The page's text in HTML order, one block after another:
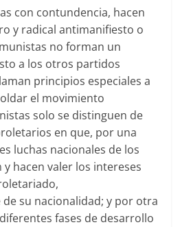
con contundencia, hacen
y radical antimanifiesto o
no forman un
a los otros partidos
principios especiales a
el movimiento
solo se distinguen de
en que, por una
luchas nacionales de los
hacen valer los intereses
su nacionalidad; y por otra
fases de desarrollo